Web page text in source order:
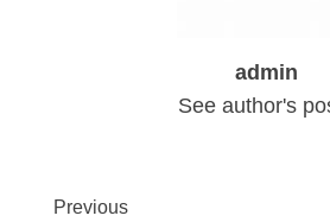
admin
See author's
Continue
Previous